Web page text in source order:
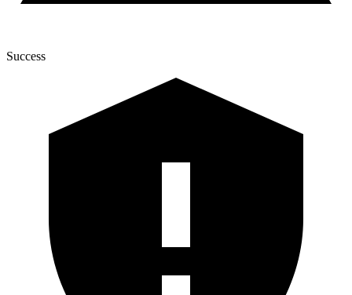
Success